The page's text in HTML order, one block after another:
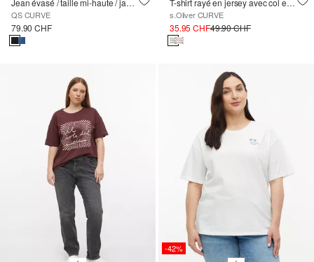
Jean évasé / taille mi-haute / jambe évasée
QS CURVE
79.90 CHF
T-shirt rayé en jersey avec col en V
s.Oliver CURVE
35.95 CHF49.90 CHF
-42%